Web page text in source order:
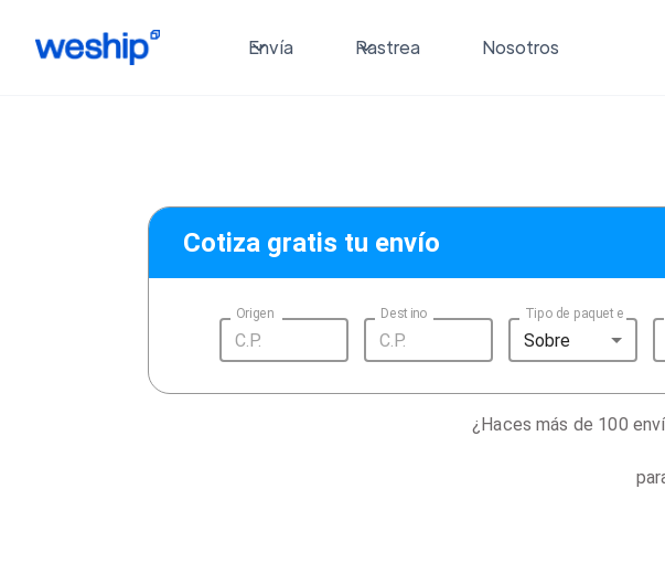
Envía Rastrea Nosotros
Cotiza gratis tu envío
Origen Destino Tipo de paquete
Sobre
¿Haces más de 100